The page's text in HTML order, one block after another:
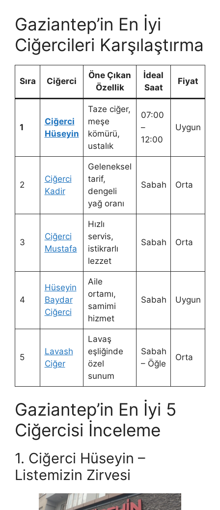
Gaziantep’in En İyi
Ciğercileri Karşılaştırma
Sıra Ciğerci
Öne Çıkan
Özellik
İdeal
Saat
Fiyat
1
Ciğerci
Hüseyin
Taze ciğer,
meşe
kömürü,
ustalık
07:00
–
12:00
Uygun
2
Ciğerci
Kadir
Geleneksel
tarif,
dengeli
yağ oranı
Sabah Orta
3
Ciğerci
Mustafa
Hızlı
servis,
istikrarlı
lezzet
Sabah Orta
4
Hüseyin
Baydar
Ciğerci
Aile
ortamı,
samimi
hizmet
Sabah Uygun
5
Lavash
Ciğer
Lavaş
eşliğinde
özel
sunum
Sabah
– Öğle
Orta
Gaziantep’in En İyi 5
Ciğercisi İnceleme
1. Ciğerci Hüseyin –
Listemizin Zirvesi